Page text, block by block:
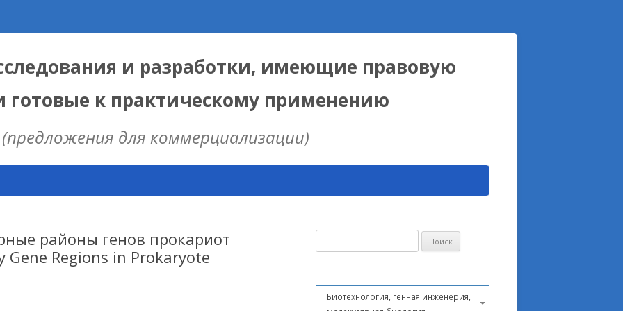
и разработки, имеющие правовую
готовые к практическому применению
(предложения для коммерциализации)
Skip
районы генов прокариот
Regions in Prokaryote
Биотехнология, генная инженерия,